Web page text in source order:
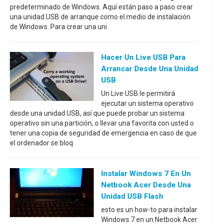
predeterminado de Windows. Aquí están paso a paso crear
una unidad USB de arranque como el medio de instalación
de Windows. Para crear una uni
Hacer Un Live USB Para
Arrancar Desde Una Unidad
USB
Un Live USB le permitirá
ejecutar un sistema operativo
desde una unidad USB, así que puede probar un sistema
operativo sin una partición, o llevar una favorita con usted o
tener una copia de seguridad de emergencia en caso de que
el ordenador se bloq
Instalar Windows 7 En Un
Netbook Acer Desde Una
Unidad USB Flash
esto es un how-to para instalar
Windows 7 en un Netbook Acer